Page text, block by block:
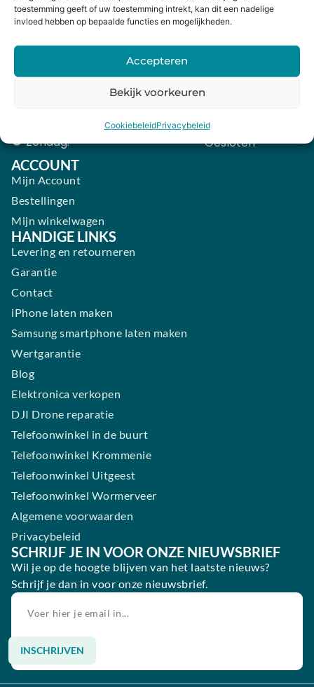
toestemming geeft of uw toestemming intrekt, kan dit een nadelige
invloed hebben op bepaalde functies en mogelijkheden.
Accepteren
Bekijk voorkeuren
CookiebeleidPrivacybeleid
Dinsdag:
09:00 - 18:00
Woensdag:
09:00 - 18:00
09:00 - 17:00
Zondag:
Gesloten ​ ​ ​ ​ ​ ​ ​
ACCOUNT
Mijn Account
Bestellingen
Mijn winkelwagen
HANDIGE LINKS
Levering en retourneren
Garantie
Contact
iPhone laten maken
Samsung smartphone laten maken
Wertgarantie
Blog
Elektronica verkopen
DJI Drone reparatie
Telefoonwinkel in de buurt
Telefoonwinkel Krommenie
Telefoonwinkel Uitgeest
Telefoonwinkel Wormerveer
Algemene voorwaarden
Privacybeleid
SCHRIJF JE IN VOOR ONZE NIEUWSBRIEF
Wil je op de hoogte blijven van het laatste nieuws?
Schrijf je dan in voor onze nieuwsbrief.
INSCHRIJVEN
Alternative: